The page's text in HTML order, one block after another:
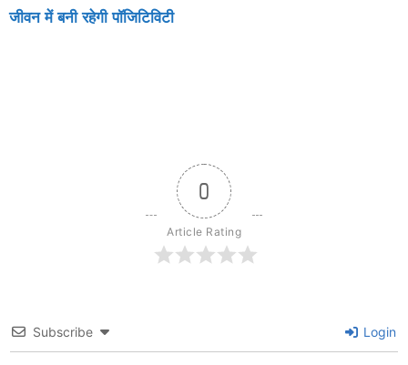
जीवन में बनी रहेगी पॉजिटिविटी
0
Article Rating
Subscribe Login